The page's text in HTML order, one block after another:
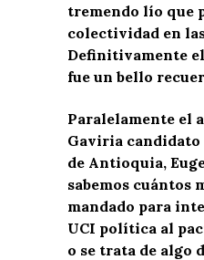
tremendo lío que
colectividad en
Definitivamente
fue un bello
Paralelamente el
Gaviria candidato
de Antioquia,
sabemos cuántos
mandado para
UCI política al
o se trata de algo